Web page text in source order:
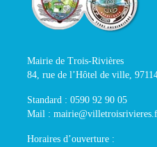
Mairie de Trois-Rivières
84, rue de l’Hôtel de ville,
Standard : 0590 92 90 05
Mail :
Horaires d’ouverture :